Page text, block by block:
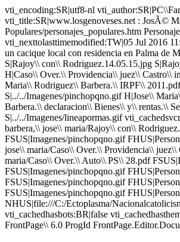
vti_encoding:SR|utf8-nl
vti_title:SR|www.losgenoveses.net : JosÃ©
Populares/personajes_populares.htm
vti_nexttolasttimemodified:TW|05 Jul 2016
un cacique local con residencia en Palma de
S|Rajoy\\ con\\ Rodriguez.14.05.15.jpg
H|Caso\\ Over.\\ Providencia\\ juez\\ Castro\\
Maria\\ Rodriguez\\ Barbera.\\ IRPF\\
S|../../Imagenes/pinchopqno.gif H|Jose\\
Barbera.\\ declaracion\\ Bienes\\ y\\ rentas.\\
S|../../Imagenes/lineapormas.gif
barbera,\\ jose\\ maria/Rajoy\\ con\\
FSUS|Imagenes/pinchopqno.gif
jose\\ maria/Caso\\ Over.\\ Providencia\\
maria/Caso\\ Over.\\ Auto\\ PS\\ 28.pdf
FSUS|Imagenes/pinchopqno.gif
FSUS|Imagenes/pinchopqno.gif
FSUS|Imagenes/pinchopqno.gif
NHUS|file:///C:/Ectoplasma/
vti_cachedhasbots:BR|false
FrontPage\\ 6.0 ProgId